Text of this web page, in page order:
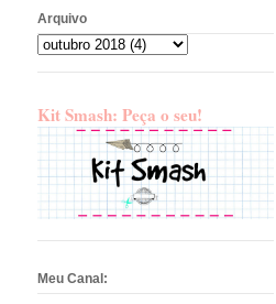
Arquivo
Kit Smash: Peça o seu!
Meu Canal: